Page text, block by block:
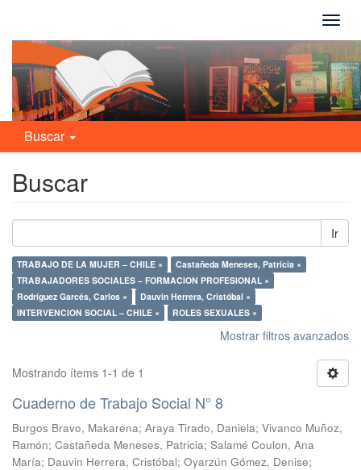
Buscar
Buscar
Ir
TRABAJO DE LA MUJER – CHILE ×
Castañeda Meneses, Patricia ×
TRABAJADORES SOCIALES – FORMACION PROFESIONAL ×
Rodríguez Garcés, Carlos ×
Dauvin Herrera, Cristóbal ×
INTERVENCION SOCIAL – CHILE ×
ROLES SEXUALES ×
Mostrar filtros avanzados
Mostrando ítems 1-1 de 1
Cuaderno de Trabajo Social N° 8
Burgos Bravo, Makarena; Araya Tirado, Daniela; Vivanco Muñoz,
Ramón; Castañeda Meneses, Patricia; Salamé Coulon, Ana
María; Dauvin Herrera, Cristóbal; Oyarzún Gómez, Denise;